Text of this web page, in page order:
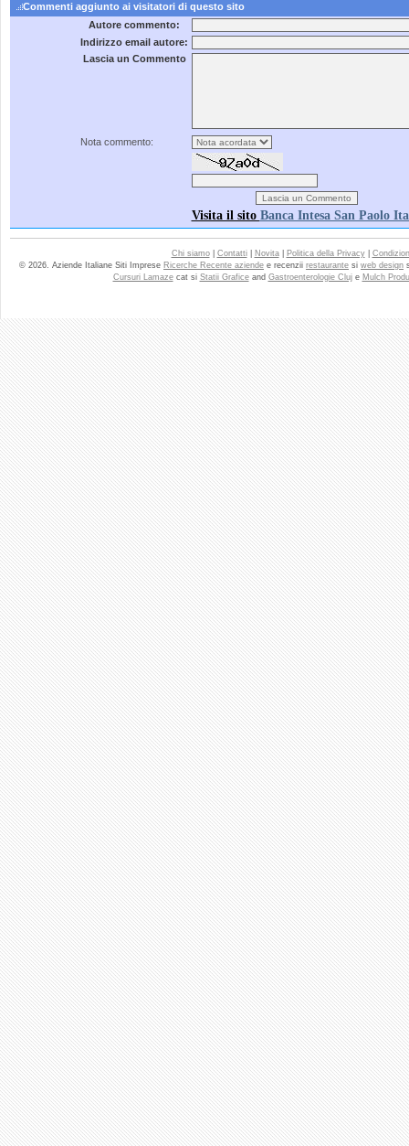
Commenti aggiunto ai visitatori di questo sito
Autore commento:
Indirizzo email autore:
Lascia un Commento
Nota commento:
Visita il sito Banca Intesa San Paolo
Chi siamo| Contatti| Novita| Politica della Privacy|
© 2026. Aziende Italiane Siti Imprese Ricerche Recente aziende e recenzii restaurante si web design
Cursuri Lamazecat si Statii Graficeand Gastroenterologie Cluje Mulch